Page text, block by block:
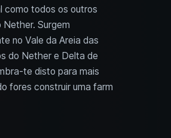
como todos os outros
Surgem
no Vale da Areia das
do Nether e Delta de
te disto para mais
fores construir uma farm